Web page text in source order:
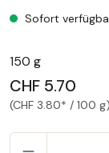
Nuovo
Sofort
150 g
CHF 5.70
(CHF 3.80* / 100 g)